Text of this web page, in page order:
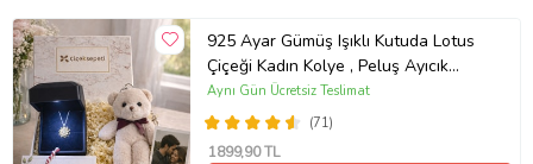
925 Ayar Gümüş Işıklı Kutuda Lotus
Çiçeği Kadın Kolye , Peluş Ayıcık
Anahtarlık Marteniçka Bileklik,
Polaroid Fotoğraf Hediye
(71)
Aynı Gün Ücretsiz Teslimat
1899,90 TL